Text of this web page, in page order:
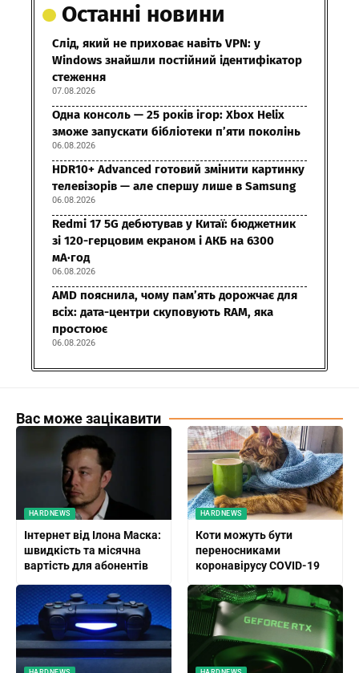
Останні новини
Слід, який не приховає навіть VPN: у
Windows знайшли постійний ідентифікатор
стеження
07.08.2026
Одна консоль — 25 років ігор: Xbox Helix
зможе запускати бібліотеки п’яти поколінь
06.08.2026
HDR10+ Advanced готовий змінити картинку
телевізорів — але спершу лише в Samsung
06.08.2026
Redmi 17 5G дебютував у Китаї: бюджетник
зі 120-герцовим екраном і АКБ на 6300
мА·год
06.08.2026
AMD пояснила, чому пам’ять дорожчає для
всіх: дата-центри скуповують RAM, яка
простоює
06.08.2026
Вас може зацікавити
HARDNEWS
Інтернет від Ілона Маска:
швидкість та місячна
вартість для абонентів
HARDNEWS
Коти можуть бути
переносниками
коронавірусу COVID-19